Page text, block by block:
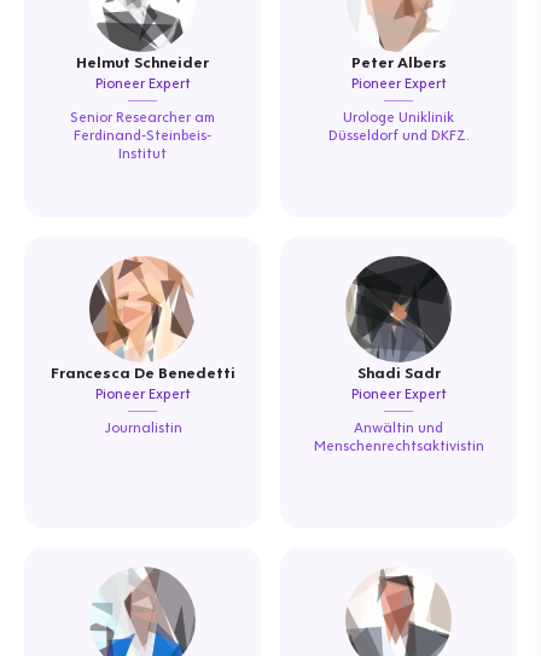
Helmut Schneider
Pioneer Expert
Senior Researcher am
Ferdinand-Steinbeis-
Institut
Peter Albers
Pioneer Expert
Urologe Uniklinik
Düsseldorf und DKFZ.
Francesca De Benedetti
Pioneer Expert
Journalistin
Shadi Sadr
Pioneer Expert
Anwältin und
Menschenrechtsaktivistin